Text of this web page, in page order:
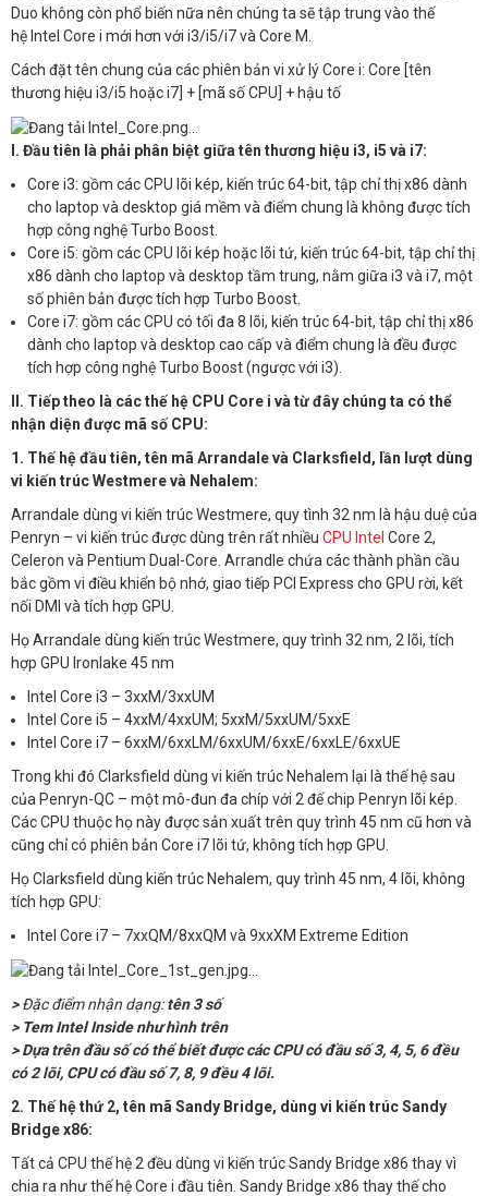
Duo không còn phổ biến nữa nên chúng ta sẽ tập trung vào thế
hệ Intel Core i mới hơn với i3/i5/i7 và Core M.
Cách đặt tên chung của các phiên bản vi xử lý Core i: Core [tên
thương hiệu i3/i5 hoặc i7] + [mã số CPU] + hậu tố
I. Đầu tiên là phải phân biệt giữa tên thương hiệu i3, i5 và i7:
Core i3: gồm các CPU lõi kép, kiến trúc 64-bit, tập chỉ thị x86 dành
cho laptop và desktop giá mềm và điểm chung là không được tích
hợp công nghệ Turbo Boost.
Core i5: gồm các CPU lõi kép hoặc lõi tứ, kiến trúc 64-bit, tập chỉ thị
x86 dành cho laptop và desktop tầm trung, nằm giữa i3 và i7, một
số phiên bản được tích hợp Turbo Boost.
Core i7: gồm các CPU có tối đa 8 lõi, kiến trúc 64-bit, tập chỉ thị x86
dành cho laptop và desktop cao cấp và điểm chung là đều được
tích hợp công nghệ Turbo Boost (ngược với i3).
II. Tiếp theo là các thế hệ CPU Core i và từ đây chúng ta có thể
nhận diện được mã số CPU:
1. Thế hệ đầu tiên, tên mã Arrandale và Clarksfield, lần lượt dùng
vi kiến trúc Westmere và Nehalem:
Arrandale dùng vi kiến trúc Westmere, quy tình 32 nm là hậu duệ của
Penryn – vi kiến trúc được dùng trên rất nhiều CPU Intel Core 2,
Celeron và Pentium Dual-Core. Arrandle chứa các thành phần cầu
bắc gồm vi điều khiển bộ nhớ, giao tiếp PCI Express cho GPU rời, kết
nối DMI và tích hợp GPU.
Họ Arrandale dùng kiến trúc Westmere, quy trình 32 nm, 2 lõi, tích
hợp GPU Ironlake 45 nm
Intel Core i3 – 3xxM/3xxUM
Intel Core i5 – 4xxM/4xxUM; 5xxM/5xxUM/5xxE
Intel Core i7 – 6xxM/6xxLM/6xxUM/6xxE/6xxLE/6xxUE
Trong khi đó Clarksfield dùng vi kiến trúc Nehalem lại là thế hệ sau
của Penryn-QC – một mô-đun đa chíp với 2 đế chip Penryn lõi kép.
Các CPU thuộc họ này được sản xuất trên quy trình 45 nm cũ hơn và
cũng chỉ có phiên bản Core i7 lõi tứ, không tích hợp GPU.
Họ Clarksfield dùng kiến trúc Nehalem, quy trình 45 nm, 4 lõi, không
tích hợp GPU:
Intel Core i7 – 7xxQM/8xxQM và 9xxXM Extreme Edition
>Đặc điểm nhận dạng:tên 3 số
> Tem Intel Inside như hình trên
> Dựa trên đầu số có thể biết được các CPU có đầu số 3, 4, 5, 6 đều
có 2 lõi, CPU có đầu số 7, 8, 9 đều 4 lõi.
2. Thế hệ thứ 2, tên mã Sandy Bridge, dùng vi kiến trúc Sandy
Bridge x86:
Tất cả CPU thế hệ 2 đều dùng vi kiến trúc Sandy Bridge x86 thay vì
chia ra như thế hệ Core i đầu tiên. Sandy Bridge x86 thay thế cho